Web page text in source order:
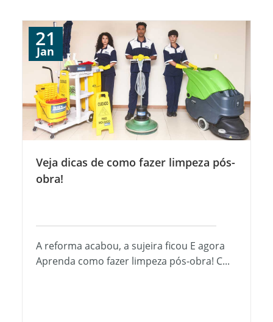
21
Jan
Veja dicas de como fazer limpeza pós-
obra!
A reforma acabou, a sujeira ficou E agora
Aprenda como fazer limpeza pós-obra! C...